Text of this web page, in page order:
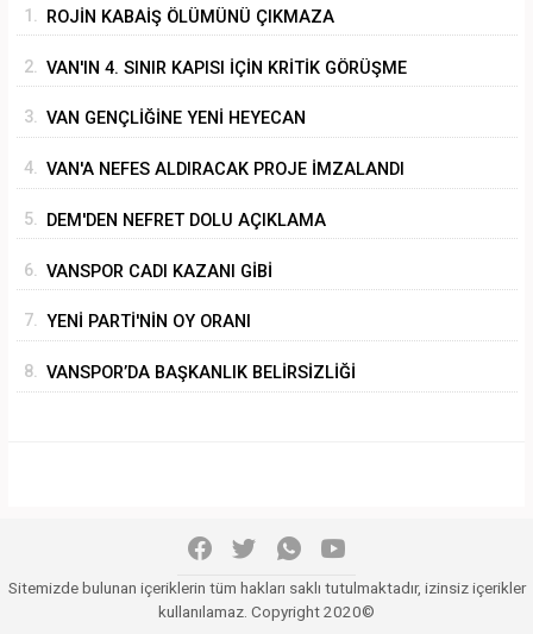
1. ROJİN KABAİŞ ÖLÜMÜNÜ ÇIKMAZA
2. VAN'IN 4. SINIR KAPISI İÇİN KRİTİK GÖRÜŞME
3. VAN GENÇLİĞİNE YENİ HEYECAN
4. VAN'A NEFES ALDIRACAK PROJE İMZALANDI
5. DEM'DEN NEFRET DOLU AÇIKLAMA
6. VANSPOR CADI KAZANI GİBİ
7. YENİ PARTİ'NİN OY ORANI
8. VANSPOR’DA BAŞKANLIK BELİRSİZLİĞİ
Sitemizde bulunan içeriklerin tüm hakları saklı tutulmaktadır, izinsiz içerikler
kullanılamaz. Copyright 2020©